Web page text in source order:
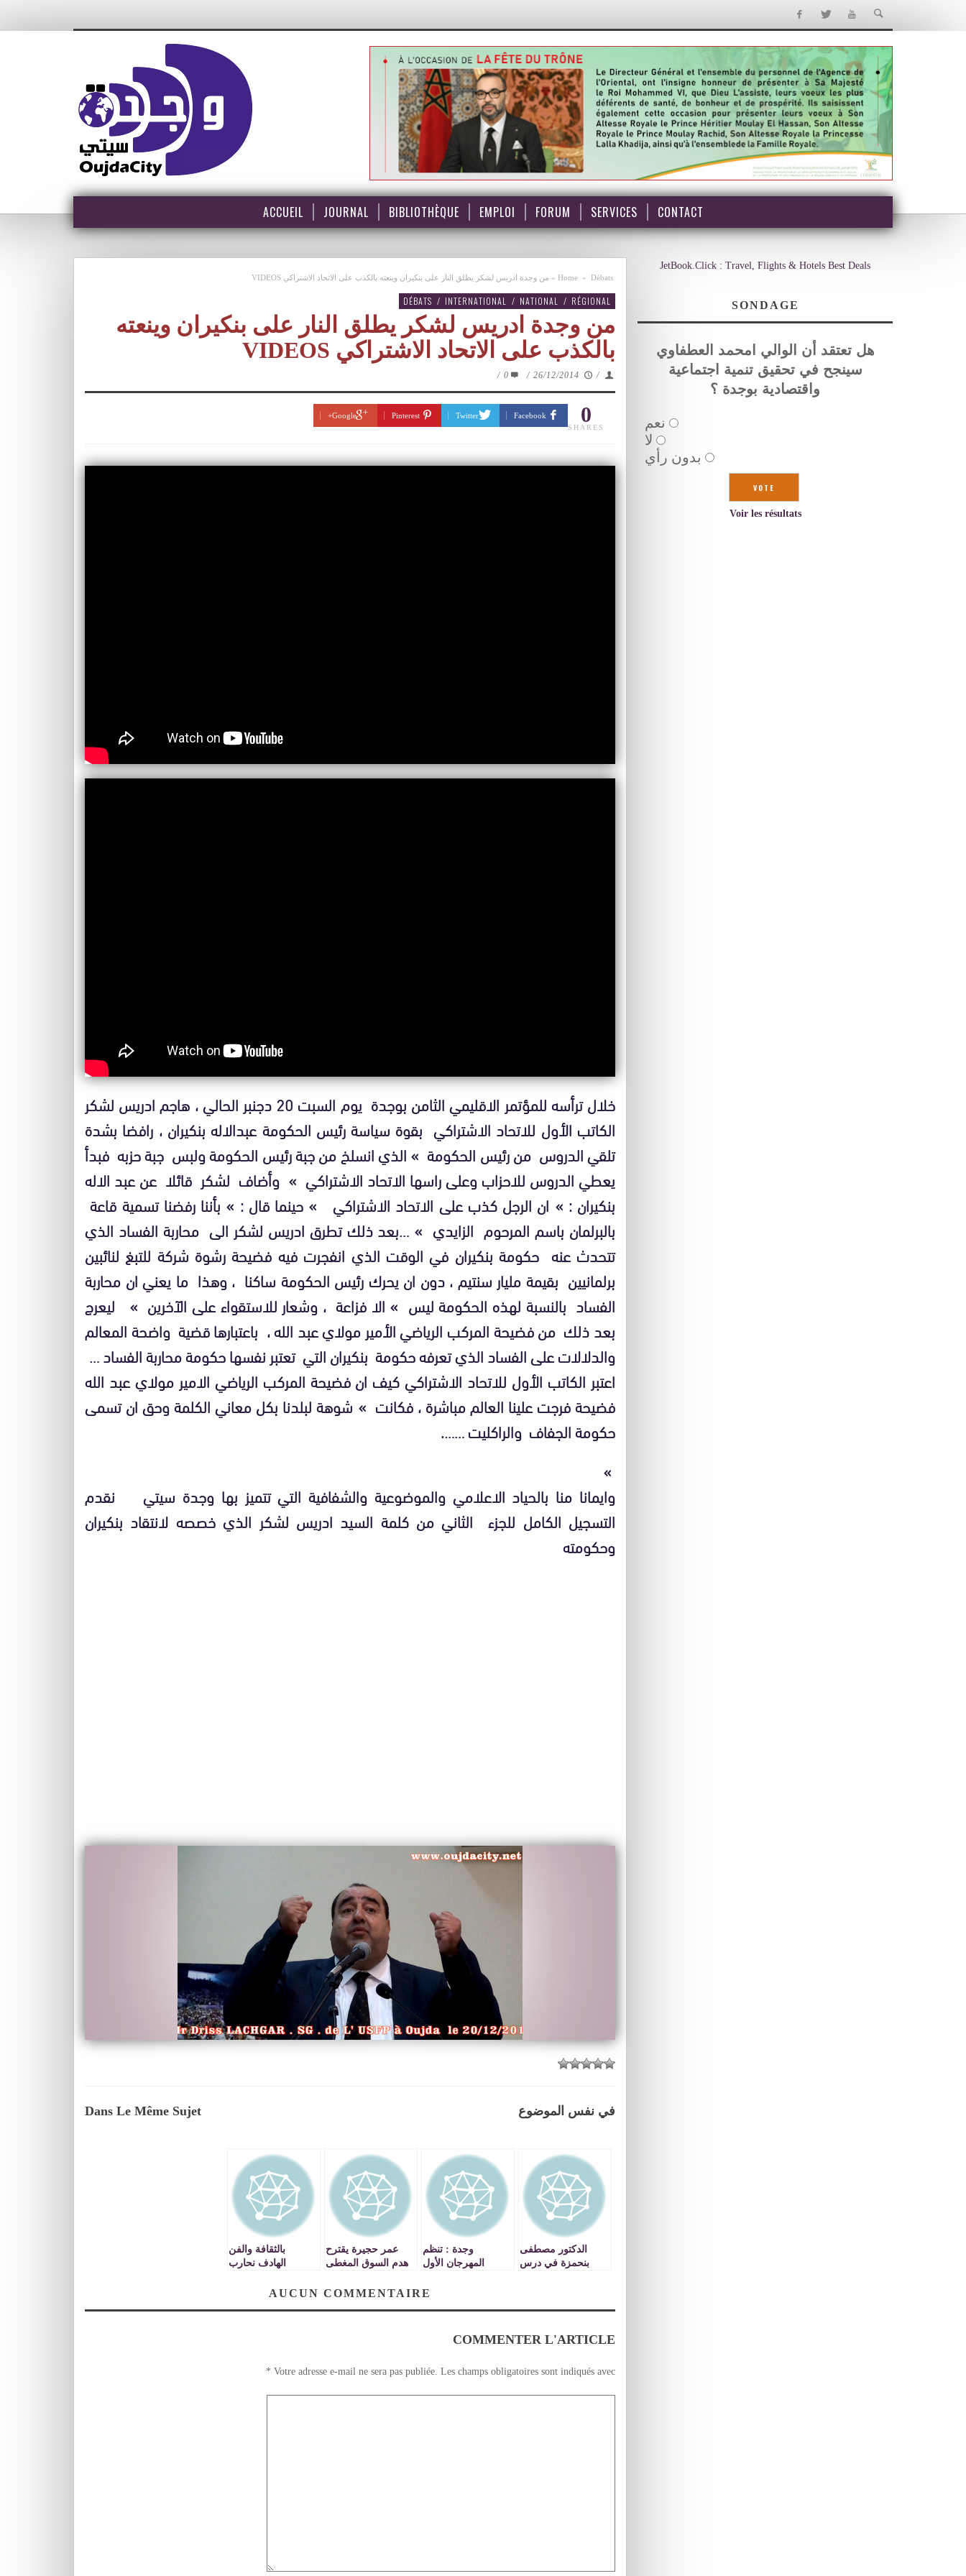
ACCUEIL JOURNAL BIBLIOTHÈQUE EMPLOI FORUM SERVICES CONTACT
Home » Débats
» من وجدة ادريس لشكر يطلق النار على بنكيران وينعته بالكذب على الاتحاد الاشتراكي VIDEOS
DÉBATS / INTERNATIONAL / NATIONAL / RÉGIONAL
من وجدة ادريس لشكر يطلق النار على بنكيران وينعته
بالكذب على الاتحاد الاشتراكي VIDEOS
/
26/12/2014
/
0
/
0
SHARES
Facebook
Twitter
Pinterest
Google+
خلال ترأسه للمؤتمر الاقليمي الثامن بوجدة يوم السبت 20 دجنبر الحالي ، هاجم ادريس لشكر
الكاتب الأول للاتحاد الاشتراكي بقوة سياسة رئيس الحكومة عبدالاله بنكيران ، رافضا بشدة
تلقي الدروس من رئيس الحكومة » الذي انسلخ من جبة رئيس الحكومة ولبس جبة حزبه فبدأ
يعطي الدروس للاحزاب وعلى راسها الاتحاد الاشتراكي » وأضاف لشكر قائلا عن عبد الاله
بنكيران : » ان الرجل كذب على الاتحاد الاشتراكي » حينما قال : » بأننا رفضنا تسمية قاعة
بالبرلمان باسم المرحوم الزايدي » …بعد ذلك تطرق ادريس لشكر الى محاربة الفساد الذي
تتحدث عنه حكومة بنكيران في الوقت الذي انفجرت فيه فضيحة رشوة شركة للتبغ لنائبين
برلمانيين بقيمة مليار سنتيم ، دون ان يحرك رئيس الحكومة ساكنا ، وهذا ما يعني ان محاربة
الفساد بالنسبة لهذه الحكومة ليس » الا فزاعة ، وشعار للاستقواء على الآخرين » ليعرج
بعد ذلك من فضيحة المركب الرياضي الأمير مولاي عبد الله ، باعتبارها قضية واضحة المعالم
والدلالات على الفساد الذي تعرفه حكومة بنكيران التي تعتبر نفسها حكومة محاربة الفساد …
اعتبر الكاتب الأول للاتحاد الاشتراكي كيف ان فضيحة المركب الرياضي الامير مولاي عبد الله
فضيحة فرجت علينا العالم مباشرة ، فكانت » شوهة لبلدنا بكل معاني الكلمة وحق ان تسمى
حكومة الجفاف والراكليت …….
»
وايمانا منا بالحياد الاعلامي والموضوعية والشفافية التي تتميز بها وجدة سيتي نقدم
التسجيل الكامل للجزء الثاني من كلمة السيد ادريس لشكر الذي خصصه لانتقاد بنكيران
وحكومته
Dans Le Même Sujet في نفس الموضوع
الدكتور مصطفى
بنحمزة في درس
وجدة : تنظم
المهرجان الأول
القصير
عمر حجيرة يقترح
هدم السوق المغطى
أرضي للسيارات
بالثقافة والفن
الهادف نحارب
كل شيء عنAUCUN COMMENTAIRE
COMMENTER L'ARTICLE
Votre adresse e-mail ne sera pas publiée. Les champs obligatoires sont indiqués avec
*
JetBook.Click : Travel, Flights & Hotels Best Deals
SONDAGE
هل تعتقد أن الوالي امحمد العطفاوي
سينجح في تحقيق تنمية اجتماعية
واقتصادية بوجدة ؟
نعم
لا
بدون رأي
Voir les résultats